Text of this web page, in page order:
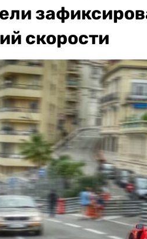
скорости